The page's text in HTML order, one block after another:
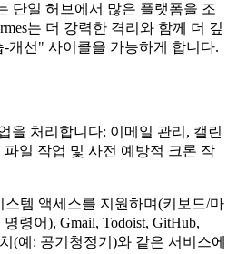
단일 허브에서 많은 플랫폼을 조
는 더 강력한 격리와 함께 더 깊
개선" 사이클을 가능하게 합니다.
을 처리합니다: 이메일 관리, 캘린
일 작업 및 사전 예방적 크론 작
스템 액세스를 지원하며(키보드/마
령어), Gmail, Todoist, GitHub,
(예: 공기청정기)와 같은 서비스에